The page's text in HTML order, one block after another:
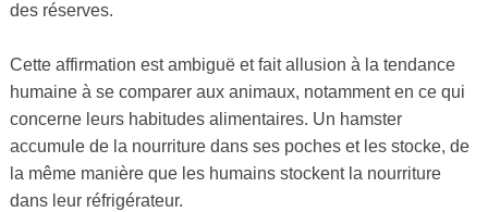
des réserves.
Cette affirmation est ambiguë et fait allusion à la tendance
humaine à se comparer aux animaux, notamment en ce qui
concerne leurs habitudes alimentaires. Un hamster
accumule de la nourriture dans ses poches et les stocke, de
la même manière que les humains stockent la nourriture
dans leur réfrigérateur.